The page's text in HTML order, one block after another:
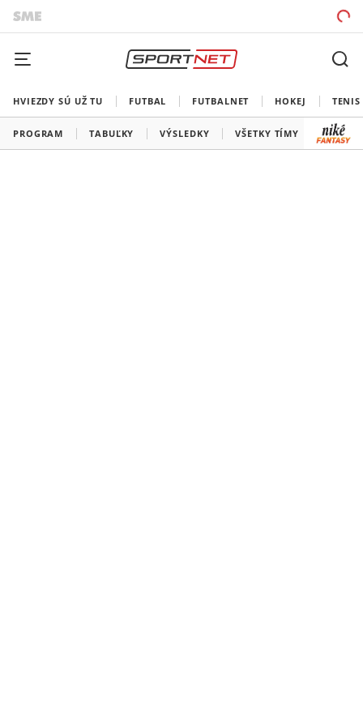
HVIEZDY SÚ UŽ TU FUTBAL FUTBALNET HOKEJ TENIS
PROGRAM TABUĽKY VÝSLEDKY VŠETKY TÍMY